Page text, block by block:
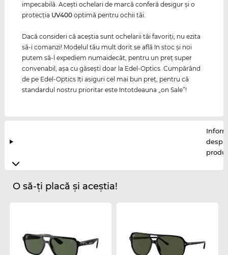
impecabilă. Aceşti ochelari de marcă conferă desigur şi o
protecţia UV400 optimă pentru ochii tăi.
Dacă consideri că aceştia sunt ochelarii tăi favoriţi, nu ezita
să-i comanzi! Modelul tău mult dorit se află în stoc şi noi
putem să-l expediem numaidecât, pentru un preţ super
convenabil, aşa cu găseşti doar la Edel-Optics. Cumpărând
de pe Edel-Optics îţi asiguri cel mai bun preţ, pentru că
standardul nostru prioritar este întotdeauna „on Sale”!
O să-ți placă și aceștia!